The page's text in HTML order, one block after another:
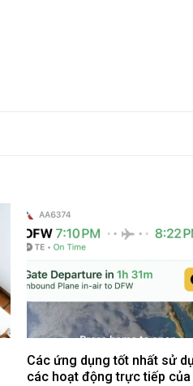
Các ứng dụng tốt nhất sử
các hoạt động trực tiếp của